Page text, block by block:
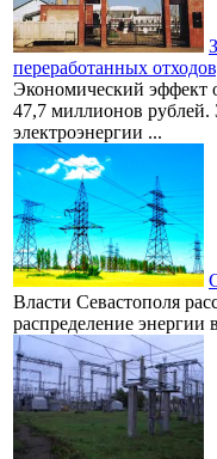
переработанных
Экономический
47,7 миллионов
электроэнергии ...
Власти Севастополя
распределение энергии